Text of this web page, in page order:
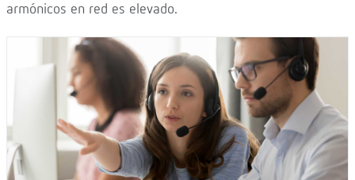
armónicos en red es elevado.